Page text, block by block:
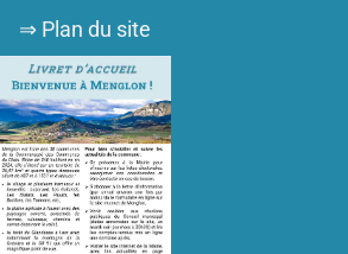
⇒ Plan du site